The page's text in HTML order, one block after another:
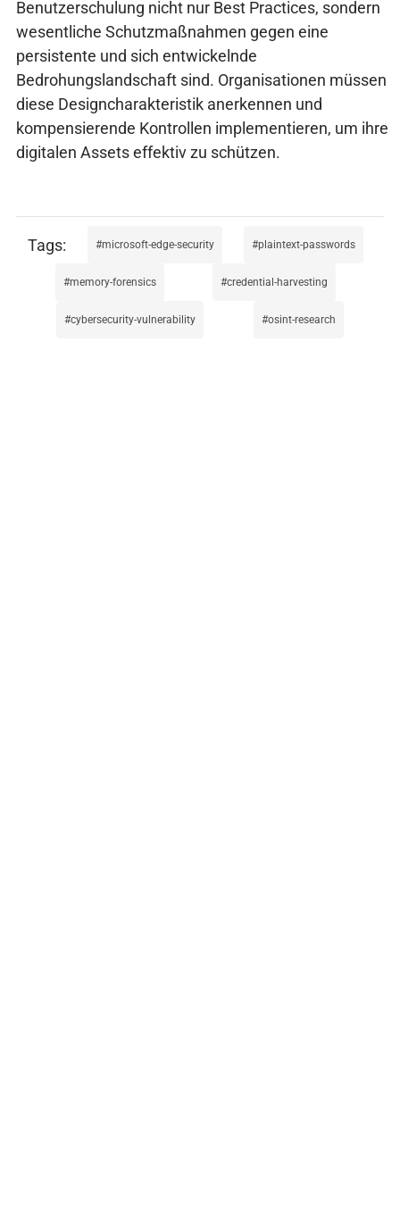
Benutzerschulung nicht nur Best Practices, sondern
wesentliche Schutzmaßnahmen gegen eine
persistente und sich entwickelnde
Bedrohungslandschaft sind. Organisationen müssen
diese Designcharakteristik anerkennen und
kompensierende Kontrollen implementieren, um ihre
digitalen Assets effektiv zu schützen.
microsoft-edge-security plaintext-passwords
memory-forensics credential-harvesting
cybersecurity-vulnerability osint-research